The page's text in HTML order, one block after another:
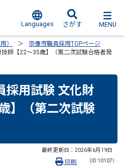
Languages さがす MENU
）
宗像市職員採用TOPページ
師【22～35歳】（第二次試験合格者発
採用試験 文化財
】（第二次試験
最終更新日： 2026年6月19日
（ID:10107）
印刷